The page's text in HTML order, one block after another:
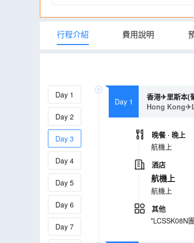
行程介紹 費用說明
Day 1
Day 2
Day 3
Day 4
Day 5
Day 6
Day 7
Day 1
香港✈里斯本(
Hong
晚餐 · 晚上
航機上
酒店
航機上
航機上
其他
*LCSSK08N